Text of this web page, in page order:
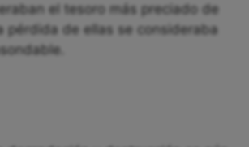
el tesoro más preciado de
pérdida de ellas se consideraba